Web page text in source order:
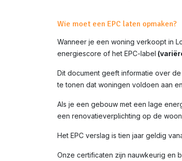
Wie moet een EPC laten opmaken?
Wanneer je een woning verkoopt in
energiescore of het EPC-label
Dit document geeft informatie over
te tonen dat woningen voldoen aan
Als je een gebouw met een lage
een renovatieverplichting op de
Het EPC verslag is tien jaar geldig
Onze certificaten zijn nauwkeurig en